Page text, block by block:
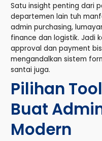
Satu insight penting dari
departemen lain tuh
admin purchasing,
finance dan logistik. Jadi
approval dan payment
mengandalkan sistem
santai juga.
Pilihan
Buat
Modern